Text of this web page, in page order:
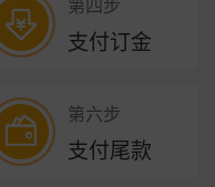
支付订金
第六步
支付尾款